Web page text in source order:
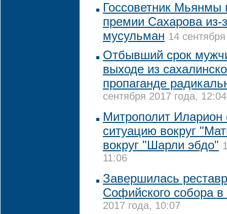
Госсоветник
премии Сахарова из-
мусульман 14
Отбывший срок
выходе из
пропаганде
сентября 2017 года, 12:04
Митрополит Иларион
ситуацию вокруг
вокруг "Шарли эбдо"
11:06
Завершилась
Софийского собора в
2017 года, 10:07